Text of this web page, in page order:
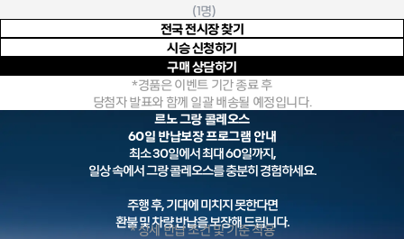
(1명)
전국 전시장 찾기
시승 신청하기
구매 상담하기
*경품은 이벤트 기간 종료 후
당첨자 발표와 함께 일괄 배송될 예정입니다.
르노 그랑 콜레오스
60일 반납보장 프로그램 안내
최소 30일에서 최대 60일까지,
일상 속에서 그랑 콜레오스를 충분히 경험하세요.
주행 후, 기대에 미치지 못한다면
환불 및 차량 반납을 보장해 드립니다.
* 상세 반납 조건 및 기준 적용